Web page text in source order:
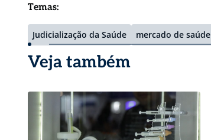
Temas:
Judicialização da Saúde mercado de saúde
Veja também